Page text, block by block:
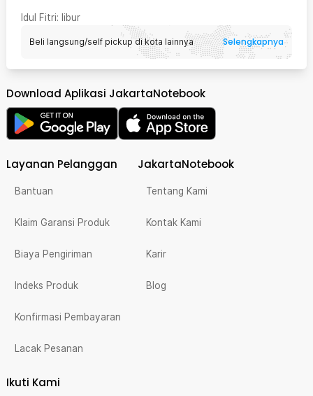
Idul Fitri: libur
Beli langsung/self pickup di kota lainnya Selengkapnya
Download Aplikasi JakartaNotebook
Layanan Pelanggan
Bantuan
Klaim Garansi Produk
Biaya Pengiriman
Indeks Produk
Konfirmasi Pembayaran
Lacak Pesanan
JakartaNotebook
Tentang Kami
Kontak Kami
Karir
Blog
Ikuti Kami